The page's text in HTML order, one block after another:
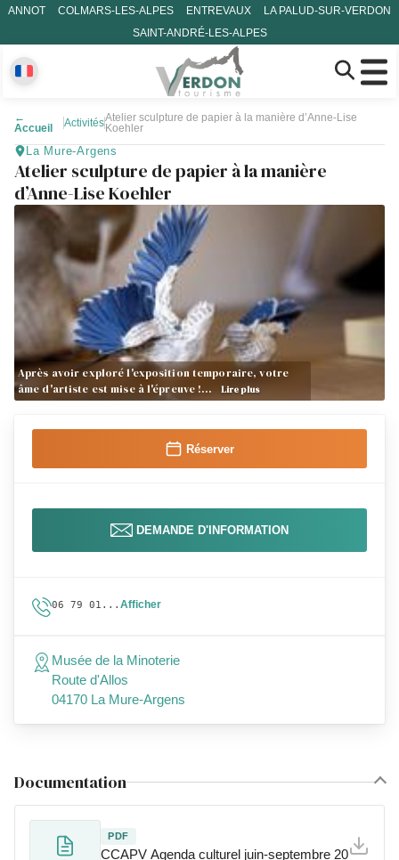
ANNOT COLMARS-LES-ALPES ENTREVAUX
LA PALUD-SUR-VERDON
SAINT-ANDRÉ-LES-ALPES
←
Accueil
ActivitésAtelier sculpture de papier à la manière d’Anne-Lise
Koehler
La Mure-Argens
Atelier sculpture de papier à la manière
d’Anne-Lise Koehler
Après avoir exploré l'exposition temporaire, votre
âme d'artiste est mise à l'épreuve !…
Lire plus
Documentation
PDF
CCAPV Agenda culturel juin-septembre 2026
Réserver
DEMANDE D'INFORMATION
06 79 01... Afficher
Musée de la Minoterie
Route d'Allos
04170 La Mure-Argens